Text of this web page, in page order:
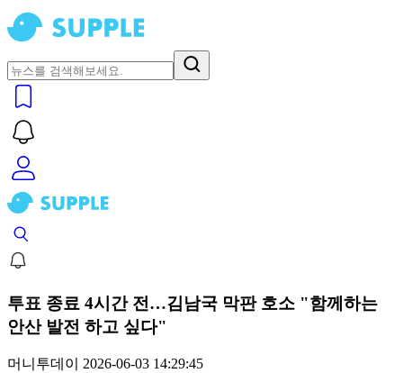
투표 종료 4시간 전…김남국 막판 호소 "함께하는
안산 발전 하고 싶다"
머니투데이 2026-06-03 14:29:45